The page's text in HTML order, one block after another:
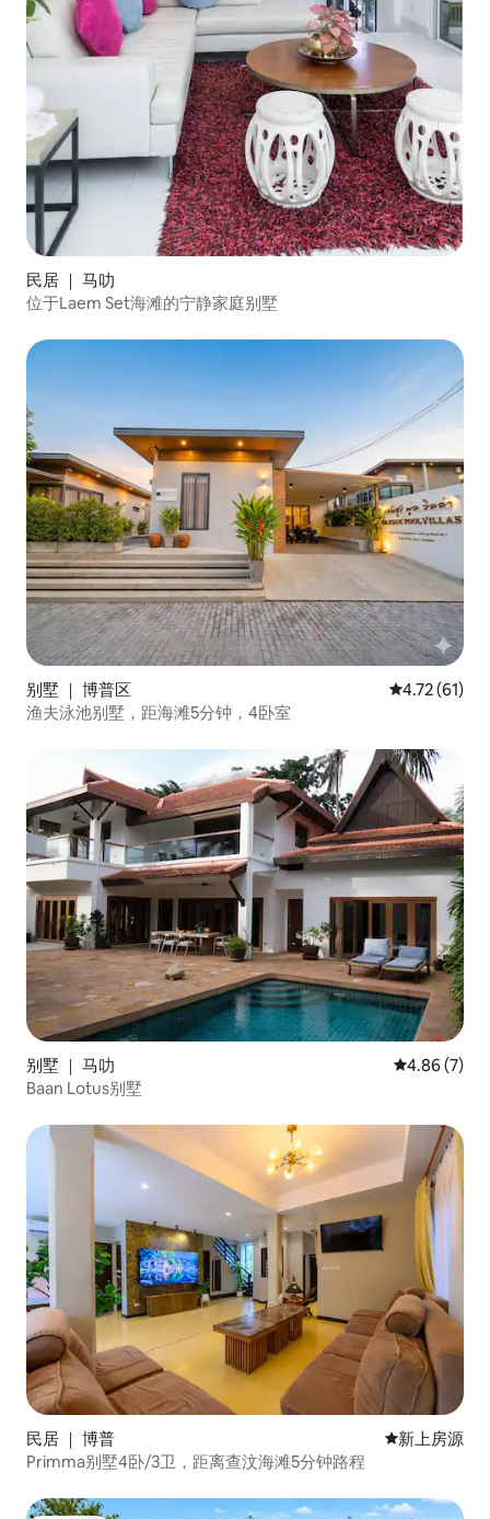
民居 ｜ 马叻
位于Laem Set海滩的宁静家庭别墅
别墅 ｜ 博普区 平均评分
4.72 (61)
渔夫泳池别墅，距海滩5分钟，4卧室
别墅 ｜ 马叻 平均评分
4.86 (7)
Baan Lotus别墅
民居 ｜ 博普 新房源
新上房源
Primma别墅4卧/3卫，距离查汶海滩5分钟路程